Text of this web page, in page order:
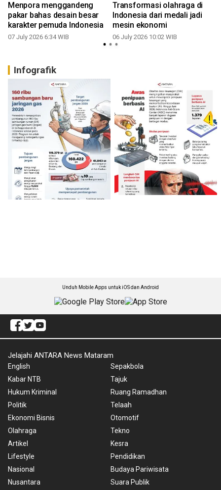
Menpora menggandeng
pakar bahas desain besar
karakter pemuda Indonesia
07 July 2026 6:34 WIB
Transformasi olahraga di
Indonesia dari medali jadi
mesin ekonomi
06 July 2026 10:02 WIB
Infografik
Unduh Mobile Apps untuk iOS dan Android
Jelajahi ANTARA News Mataram
English
Kabar NTB
Hukum Kriminal
Politik
Ekonomi Bisnis
Olahraga
Artikel
Lifestyle
Nasional
Nusantara
Sepakbola
Tajuk
Ruang Ramadhan
Telaah
Otomotif
Tekno
Kesra
Pendidikan
Budaya Pariwisata
Suara Publik